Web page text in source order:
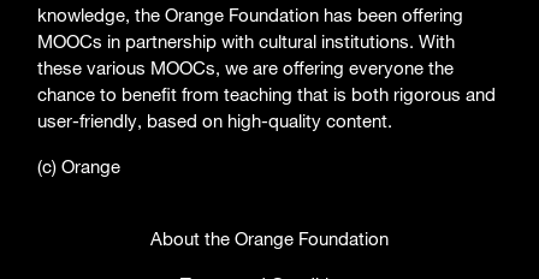
knowledge, the Orange Foundation has been offering
MOOCs in partnership with cultural institutions. With
these various MOOCs, we are offering everyone the
chance to benefit from teaching that is both rigorous and
user-friendly, based on high-quality content.
(c) Orange
About the Orange Foundation